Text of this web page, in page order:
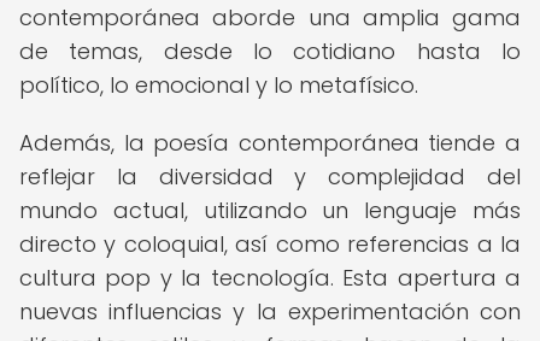
contemporánea aborde una amplia gama
de temas, desde lo cotidiano hasta lo
político, lo emocional y lo metafísico.
Además, la poesía contemporánea tiende a
reflejar la diversidad y complejidad del
mundo actual, utilizando un lenguaje más
directo y coloquial, así como referencias a la
cultura pop y la tecnología. Esta apertura a
nuevas influencias y la experimentación con